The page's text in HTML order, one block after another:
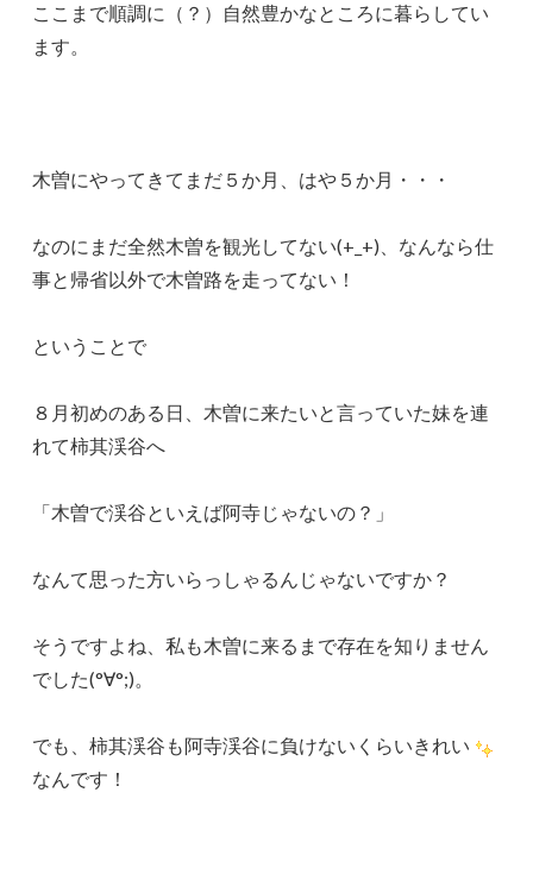
ここまで順調に（？）自然豊かなところに暮らしてい
ます。
木曽にやってきてまだ５か月、はや５か月・・・
なのにまだ全然木曽を観光してない(+_+)、なんなら仕
事と帰省以外で木曽路を走ってない！
ということで
８月初めのある日、木曽に来たいと言っていた妹を連
れて柿其渓谷へ
「木曽で渓谷といえば阿寺じゃないの？」
なんて思った方いらっしゃるんじゃないですか？
そうですよね、私も木曽に来るまで存在を知りません
でした(°∀°;)。
でも、柿其渓谷も阿寺渓谷に負けないくらいきれい
なんです！